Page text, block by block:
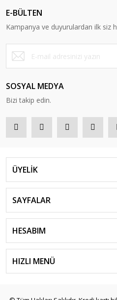
E-BÜLTEN
Kampanya ve duyurulardan ilk siz
SOSYAL MEDYA
Bizi takip edin.
ÜYELİK
SAYFALAR
HESABIM
HIZLI MENÜ